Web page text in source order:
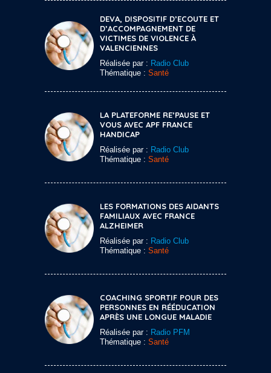
DEVA, DISPOSITIF D’ECOUTE ET
D’ACCOMPAGNEMENT DE
VICTIMES DE VIOLENCE À
VALENCIENNES
Réalisée par : Radio Club
Thématique : Santé
LA PLATEFORME RE’PAUSE ET
VOUS AVEC APF FRANCE
HANDICAP
Réalisée par : Radio Club
Thématique : Santé
LES FORMATIONS DES AIDANTS
FAMILIAUX AVEC FRANCE
ALZHEIMER
Réalisée par : Radio Club
Thématique : Santé
COACHING SPORTIF POUR DES
PERSONNES EN RÉÉDUCATION
APRÈS UNE LONGUE MALADIE
Réalisée par : Radio PFM
Thématique : Santé